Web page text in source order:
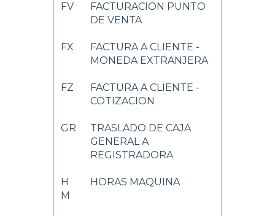
FV
FACTURACION PUNTO
DE VENTA
FX
FACTURA A CLIENTE -
MONEDA EXTRANJERA
FZ
FACTURA A CLIENTE -
COTIZACION
GR
TRASLADO DE CAJA
GENERAL A
REGISTRADORA
H
M
HORAS MAQUINA